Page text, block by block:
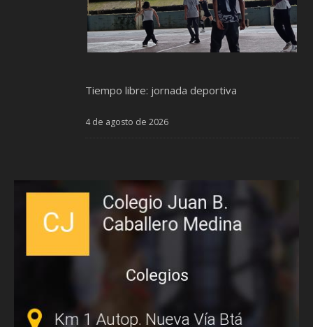
Tiempo libre: jornada deportiva
4 de agosto de 2026